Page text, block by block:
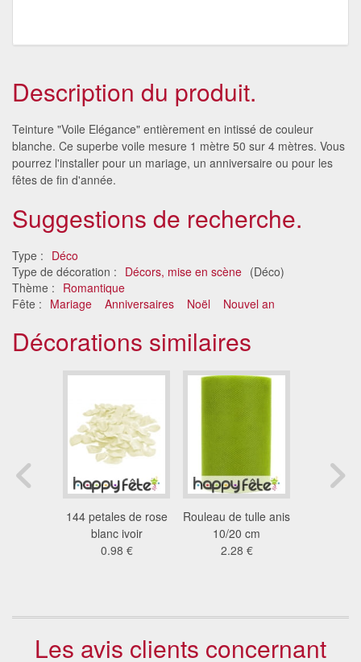
Description du produit.
Teinture "Voile Elégance" entièrement en intissé de couleur
blanche. Ce superbe voile mesure 1 mètre 50 sur 4 mètres. Vous
pourrez l'installer pour un mariage, un anniversaire ou pour les
fêtes de fin d'année.
Suggestions de recherche.
Type : Déco
Type de décoration : Décors, mise en scène (Déco)
Thème : Romantique
Fête : Mariage Anniversaires Noël Nouvel an
Décorations similaires
144 petales de rose
blanc ivoir
0.98 €
Rouleau de tulle anis
10/20 cm
2.28 €
Les avis clients concernant